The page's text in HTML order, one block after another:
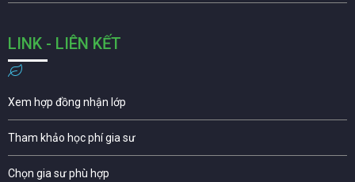
LINK - LIÊN KẾT
Xem hợp đồng nhận lớp
Tham khảo học phí gia sư
Chọn gia sư phù hợp